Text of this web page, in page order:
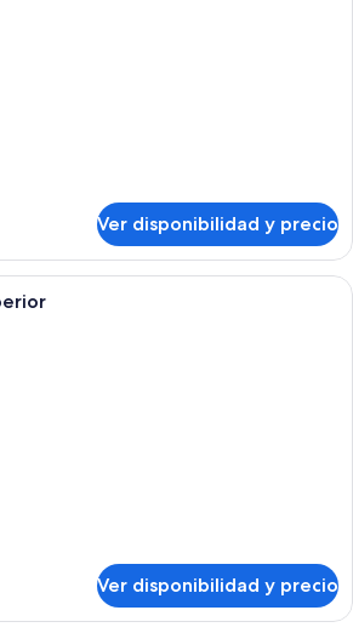
Ver disponibilidad y precio
Una habitación de hotel con una
Ver disponibilidad y precio